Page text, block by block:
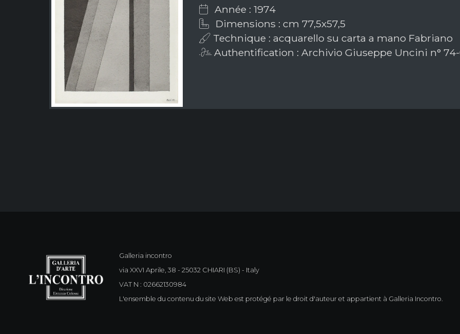
Année : 1974
Dimensions : cm 77,5x57,5
Technique : acquarello su carta a mano Fabriano
Authentification : Archivio Giuseppe Uncini n° 74-
Galleria incontro
via XXVI Aprile, 38 - 25032 CHIARI (BS) - Italy
VAT N : 02662130984
L'ensemble du contenu du site Web est protégé par le droit d'auteur et appartient à Galleria Incontro.